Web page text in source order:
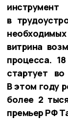
в
витрина
процесса.
стартует
В этом году
более 2
премьер РФ